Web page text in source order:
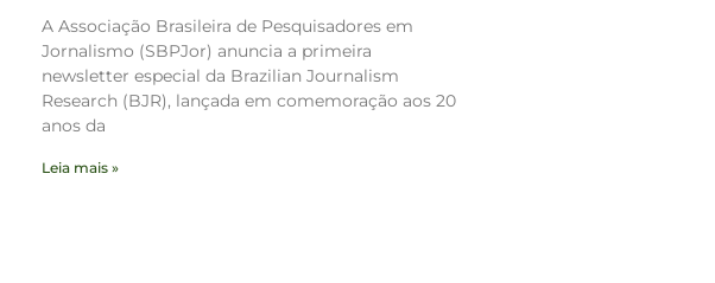
A Associação Brasileira de Pesquisadores em
Jornalismo (SBPJor) anuncia a primeira
newsletter especial da Brazilian Journalism
Research (BJR), lançada em comemoração aos 20
anos da
Leia mais »